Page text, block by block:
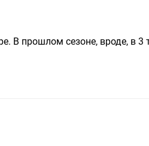
В прошлом сезоне, вроде, в 3